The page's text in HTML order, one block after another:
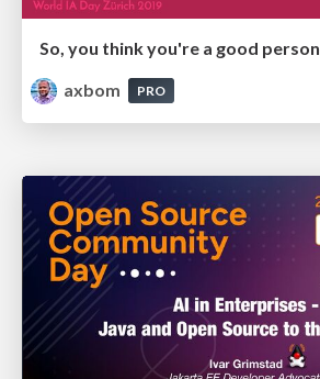
So, you think you're a good person
axbom
PRO